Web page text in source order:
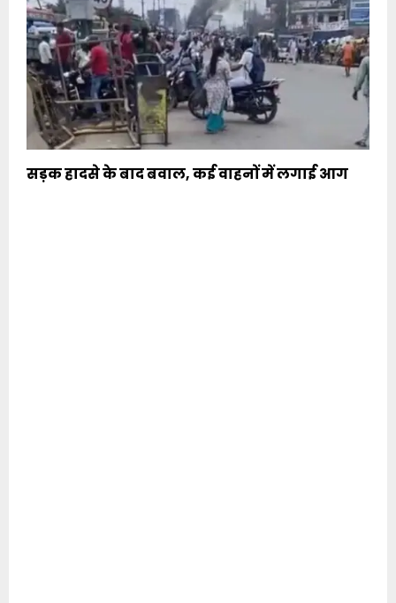
सड़क हादसे के बाद बवाल, कई वाहनों में लगाई आग